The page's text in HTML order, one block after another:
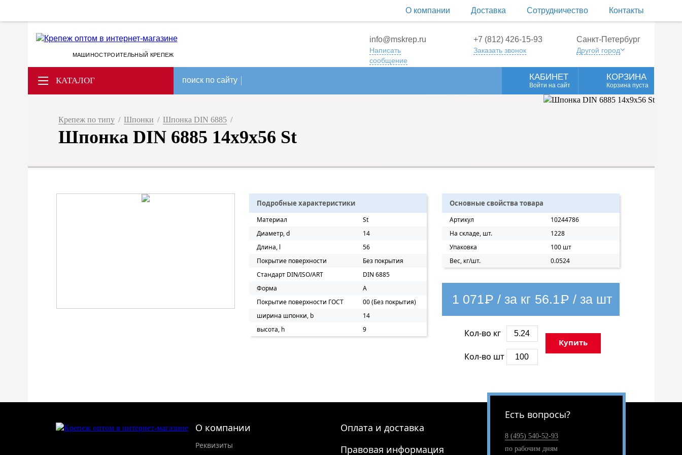
О компании Доставка Сотрудничество Контакты
МАШИНОСТРОИТЕЛЬНЫЙ КРЕПЕЖ
info@mskrep.ru
Написать
сообщение
+7 (812) 426-15-93
Заказать звонок
Санкт-Петербург
Другой город
КАТАЛОГ поиск по сайту КАБИНЕТ
Войти на сайт
КОРЗИНА
Корзина пуста
Крепеж по типу / Шпонки / Шпонка DIN 6885 /
Шпонка DIN 6885 14x9x56 St
Подробные характеристики
Материал
St
Диаметр, d
14
Длина, l
56
Покрытие поверхности
Без покрытия
Стандарт DIN/ISO/ART
DIN 6885
Форма
A
Покрытие поверхности ГОСТ
00 (Без покрытия)
ширина шпонки, b
14
высота, h
9
Основные свойства товара
Артикул
10244786
На складе, шт.
1228
Упаковка
100 шт
Вес, кг/шт.
0.0524
1 071Р / за кг 56.1Р / за шт
Кол-во кг
Кол-во шт
Купить
О компании
Реквизиты
Оплата и доставка
Правовая информация
Есть вопросы?
8 (495) 540-52-93
по рабочим дням